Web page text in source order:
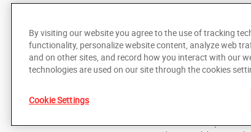
AlphaGraphics Brasil
De acordo com as leis de direitos autorais, esta
By visiting our website you agree to the use of tracking
functionality, personalize website content, analyze web
and on other sites, and record how you interact with our
technologies are used on our site through the cookies
Cookie Settings